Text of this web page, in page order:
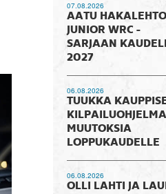
07.08.2026
AATU HAKALEHTO
JUNIOR WRC -
SARJAAN
2027
06.08.2026
TUUKKA
MUUTOKSIA
LOPPUKAUDELLE
06.08.2026
OLLI LAHTI JA